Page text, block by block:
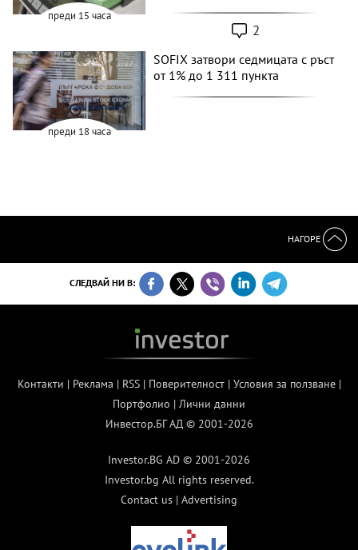
преди 15 часа
2
преди 18 часа
SOFIX затвори седмицата с ръст
от 1% до 1 311 пункта
НАГОРЕ
СЛЕДВАЙ НИ В:
Контакти | Реклама | RSS| Поверителност| Условия за ползване|
Портфолио | Лични данни
Инвестор.БГ АД © 2001-2026
Investor.BG AD © 2001-2026
Investor.bg All rights reserved.
Contact us | Advertising